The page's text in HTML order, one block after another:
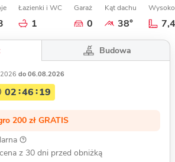
Łazienki i WC
1
Garaż
0
Kąt dachu
38°
Budowa
do 06.08.2026
02 46 17
200 zł GRATIS
z 30 dni przed obniżką